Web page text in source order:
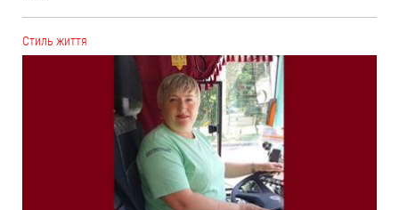
Cтиль життя